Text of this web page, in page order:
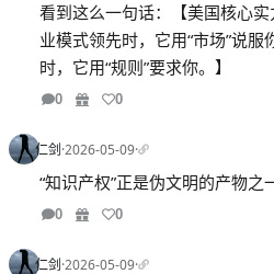
看到这么一句话：【美国核心
业模式领先时，它用“市场”说
时，它用“规则”要求你。】
0 0
仁剑·2026-05-09·
“知识产权”正是伪文明的产物之
0 0
仁剑·2026-05-09·